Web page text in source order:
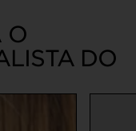
O
DO